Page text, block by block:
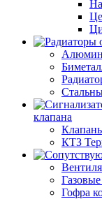
клапана
КТЗ
Гофра